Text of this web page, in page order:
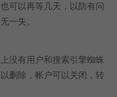
可以再等几天，以防有问
一失。
没有用户和搜索引擎蜘蛛
删除，帐户可以关闭，转